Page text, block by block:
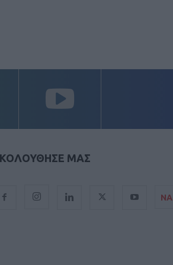
ΜΑΣ
ΝΑ